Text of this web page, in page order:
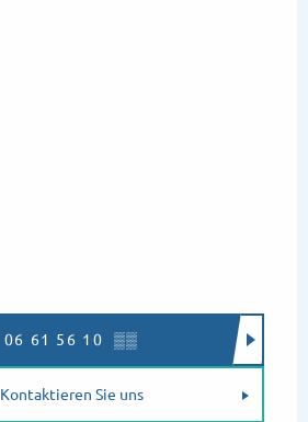
06 61 56 10 ▒▒
Kontaktieren Sie uns